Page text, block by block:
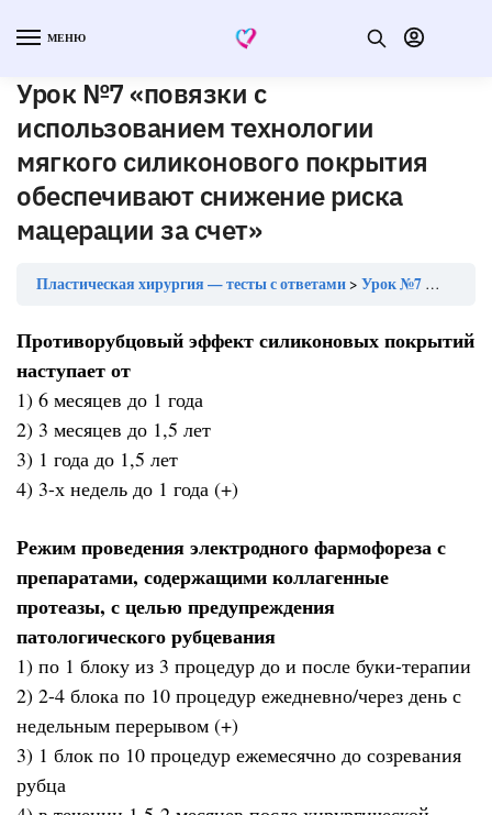
МЕНЮ
Урок №7 «повязки с
использованием технологии
мягкого силиконового покрытия
обеспечивают снижение риска
мацерации за счет»
Пластическая хирургия — тесты с ответами Урок №7 «повязки с использованием технологии мягкого силиконового покрытия обеспечивают снижение риска мацерации за счет»
Противорубцовый эффект силиконовых покрытий
наступает от
1) 6 месяцев до 1 года
2) 3 месяцев до 1,5 лет
3) 1 года до 1,5 лет
4) 3-х недель до 1 года (+)
Режим проведения электродного фармофореза с
препаратами, содержащими коллагенные
протеазы, с целью предупреждения
патологического рубцевания
1) по 1 блоку из 3 процедур до и после буки-терапии
2) 2-4 блока по 10 процедур ежедневно/через день с
недельным перерывом (+)
3) 1 блок по 10 процедур ежемесячно до созревания
рубца